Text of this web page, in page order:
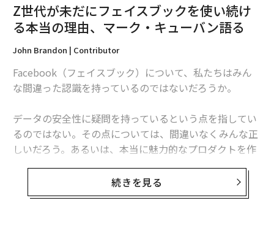
Z世代が未だにフェイスブックを使い続け
る本当の理由、マーク・キューバン語る
John Brandon | Contributor
Facebook（フェイスブック）について、私たちはみん
な間違った認識を持っているのではないだろうか。
データの安全性に疑問を持っているという点を指してい
るのではない。その点については、間違いなくみんな正
しいだろう。あるいは、本当に魅力的なプロダクトを作
デルを疑問視しているという点も間違っていない。
続きを見る